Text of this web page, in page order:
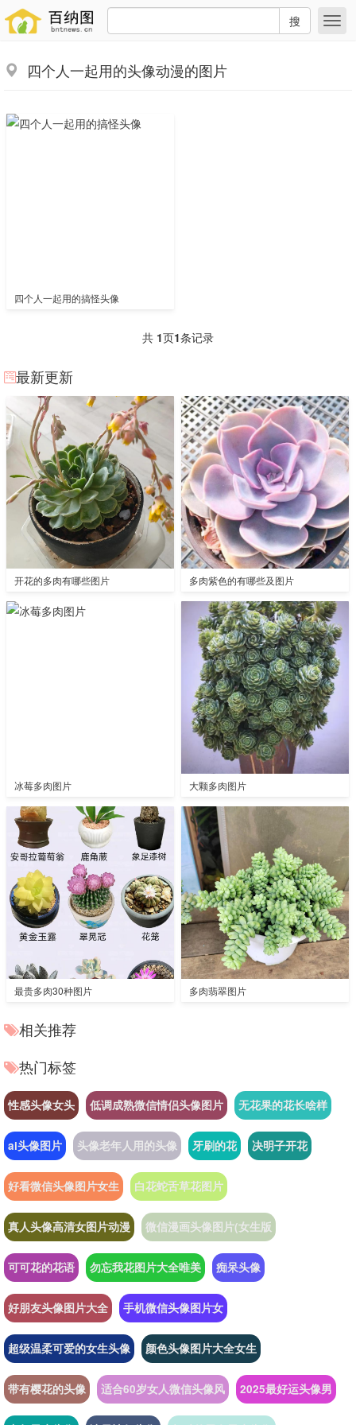
搜
四个人一起用的头像动漫的图片
四个人一起用的搞怪头像
共 1页1条记录
最新更新
开花的多肉有哪些图片 多肉紫色的有哪些及图片
冰莓多肉图片 大颗多肉图片
最贵多肉30种图片 多肉翡翠图片
相关推荐
热门标签
性感头像女头 低调成熟微信情侣头像图片 无花果的花长啥样
ai头像图片 头像老年人用的头像 牙刷的花 决明子开花
好看微信头像图片女生 白花蛇舌草花图片
真人头像高清女图片动漫 微信漫画头像图片(女生版
可可花的花语 勿忘我花图片大全唯美 痴呆头像
好朋友头像图片大全 手机微信头像图片女
超级温柔可爱的女生头像 颜色头像图片大全女生
带有樱花的头像 适合60岁女人微信头像风 2025最好运头像男